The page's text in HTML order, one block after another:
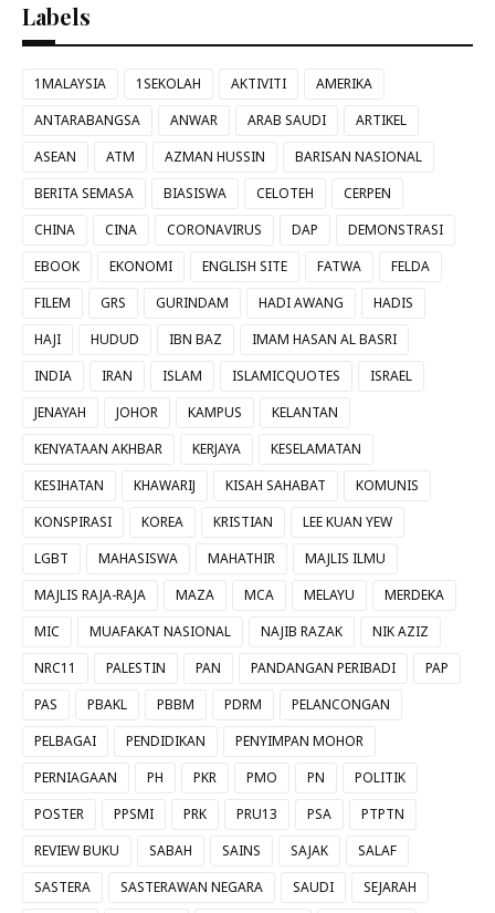
Labels
1MALAYSIA 1SEKOLAH AKTIVITI
AMERIKA
ANTARABANGSA
ANWAR ARAB SAUDI
ARTIKEL
ASEAN
ATM AZMAN HUSSIN
BARISAN NASIONAL
BERITA SEMASA
BIASISWA CELOTEH
CERPEN
CHINA
CINA CORONAVIRUS DAP
DEMONSTRASI
EBOOK
EKONOMI ENGLISH SITE FATWA
FELDA
FILEM
GRS GURINDAM HADI AWANG
HADIS
HAJI
HUDUD IBN BAZ
IMAM HASAN AL BASRI
INDIA
IRAN ISLAM ISLAMICQUOTES
ISRAEL
JENAYAH
JOHOR KAMPUS
KELANTAN
KENYATAAN AKHBAR
KERJAYA
KESELAMATAN
KESIHATAN
KHAWARIJ KISAH SAHABAT
KOMUNIS
KONSPIRASI
KOREA KRISTIAN
LEE KUAN YEW
LGBT
MAHASISWA MAHATHIR
MAJLIS ILMU
MAJLIS RAJA-RAJA
MAZA MCA MELAYU
MERDEKA
MIC
MUAFAKAT NASIONAL NAJIB RAZAK
NIK AZIZ
NRC11
PALESTIN PAN PANDANGAN PERIBADI
PAP
PAS
PBAKL PBBM PDRM
PELANCONGAN
PELBAGAI
PENDIDIKAN
PENYIMPAN MOHOR
PERNIAGAAN
PH PKR PMO PN
POLITIK
POSTER
PPSMI PRK PRU13 PSA
PTPTN
REVIEW BUKU
SABAH SAINS SAJAK
SALAF
SASTERA
SASTERAWAN NEGARA SAUDI
SEJARAH